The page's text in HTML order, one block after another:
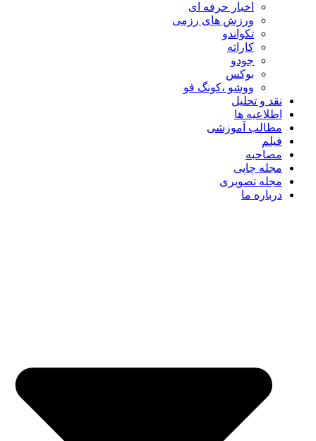
اخبار حرفه ای
ورزش های رزمی
تکواندو
کاراته
جودو
بوکس
ووشو ،کونگ فو
نقد و تحلیل
اطلاعیه ها
مطالب آموزشی
فیلم
مصاحبه
مجله چاپی
مجله تصویری
درباره ما